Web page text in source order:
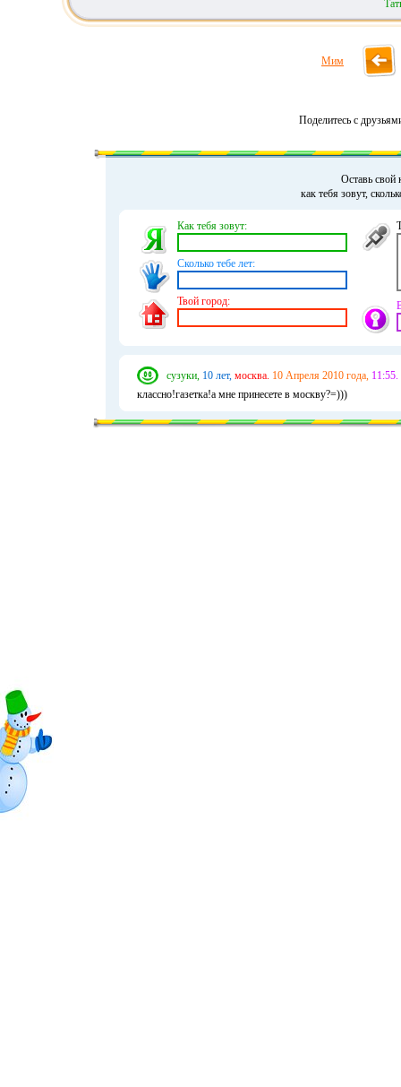
Мим
Поделитесь с
Оставь свой
как тебя зовут,
Как тебя зовут:
Сколько тебе лет:
Твой город:
сузуки, 10 лет, москва. 10 Апреля 2010 года, 11:55.
классно!газетка!а мне принесете в москву?=)))